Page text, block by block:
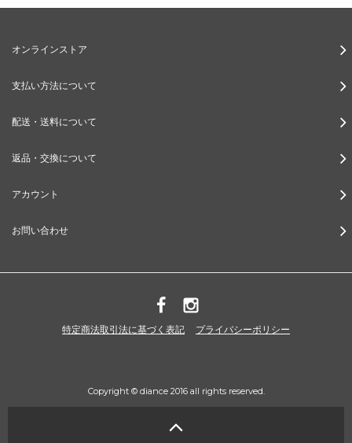
オンラインストア
支払い方法について
配送・送料について
返品・交換について
アカウント
お問い合わせ
特定商法取引法に基づく表記 プライバシーポリシー
Copyright © diance 2016 all rights reserved.